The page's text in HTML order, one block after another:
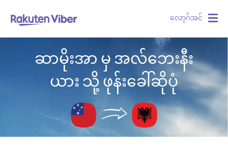
လော့ဂ်အင်
ဆာမိုးအာ မှ အလ်ဘေးနီး
ယား သို့ ဖုန်းခေါ်ဆိုပုံ